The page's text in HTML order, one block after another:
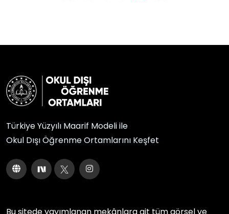
Türkiye Yüzyılı Maarif Modeli ile
Okul Dışı Öğrenme Ortamlarını Keşfet